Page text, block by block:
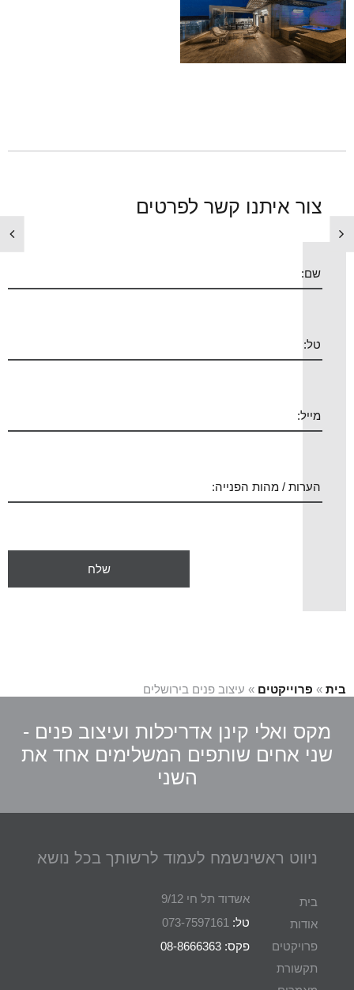
צור איתנו קשר לפרטים
בית » פרוייקטים » עיצוב פנים בירושלים
מקס ואלי קינן אדריכלות ועיצוב פנים -
שני אחים שותפים המשלימים אחד את
השני
ניווט ראשי
בית
אודות
פרויקטים
תקשורת
נשמח לעמוד לרשותך בכל נושא
אשדוד תל חי 9/12
טל: 073-7597161
פקס: 08-8666363